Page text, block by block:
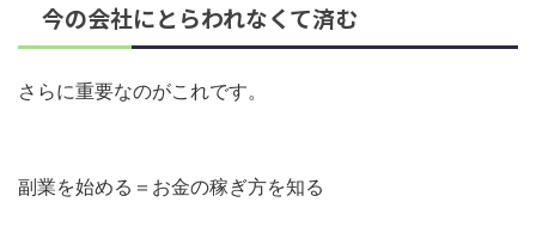
今の会社にとらわれなくて済む
さらに重要なのがこれです。
副業を始める＝お金の稼ぎ方を知る